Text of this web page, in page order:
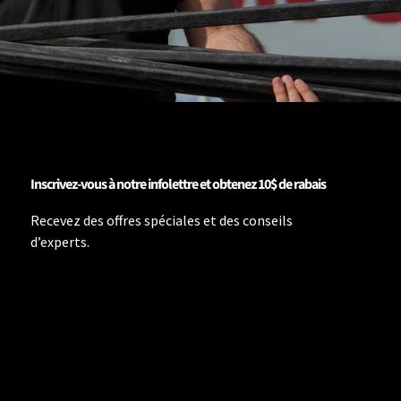
Inscrivez-vous à notre infolettre et obtenez 10$ de rabais
Recevez des offres spéciales et des conseils
d’experts.